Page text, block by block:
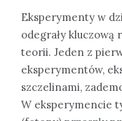
Eksperymenty w
odegrały
teorii. Jeden z
eksperymentów,
szczelinami,
W eksperymencie